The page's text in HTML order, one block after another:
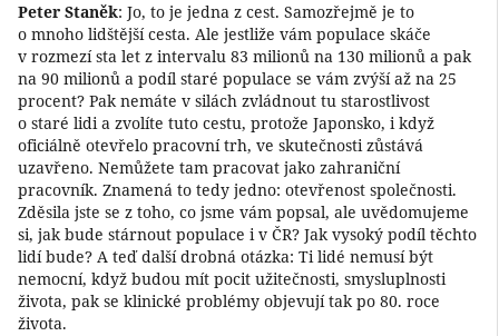
Peter Staněk: Jo, to je jedna z cest. Samozřejmě je to
o mnoho lidštější cesta. Ale jestliže vám populace skáče
v rozmezí sta let z intervalu 83 milionů na 130 milionů a pak
na 90 milionů a podíl staré populace se vám zvýší až na 25
procent? Pak nemáte v silách zvládnout tu starostlivost
o staré lidi a zvolíte tuto cestu, protože Japonsko, i když
oficiálně otevřelo pracovní trh, ve skutečnosti zůstává
uzavřeno. Nemůžete tam pracovat jako zahraniční
pracovník. Znamená to tedy jedno: otevřenost společnosti.
Zděsila jste se z toho, co jsme vám popsal, ale uvědomujeme
si, jak bude stárnout populace i v ČR? Jak vysoký podíl těchto
lidí bude? A teď další drobná otázka: Ti lidé nemusí být
nemocní, když budou mít pocit užitečnosti, smysluplnosti
života, pak se klinické problémy objevují tak po 80. roce
života.